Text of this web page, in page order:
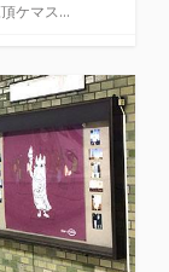
ケマス...